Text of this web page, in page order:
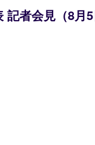
者会見（8月